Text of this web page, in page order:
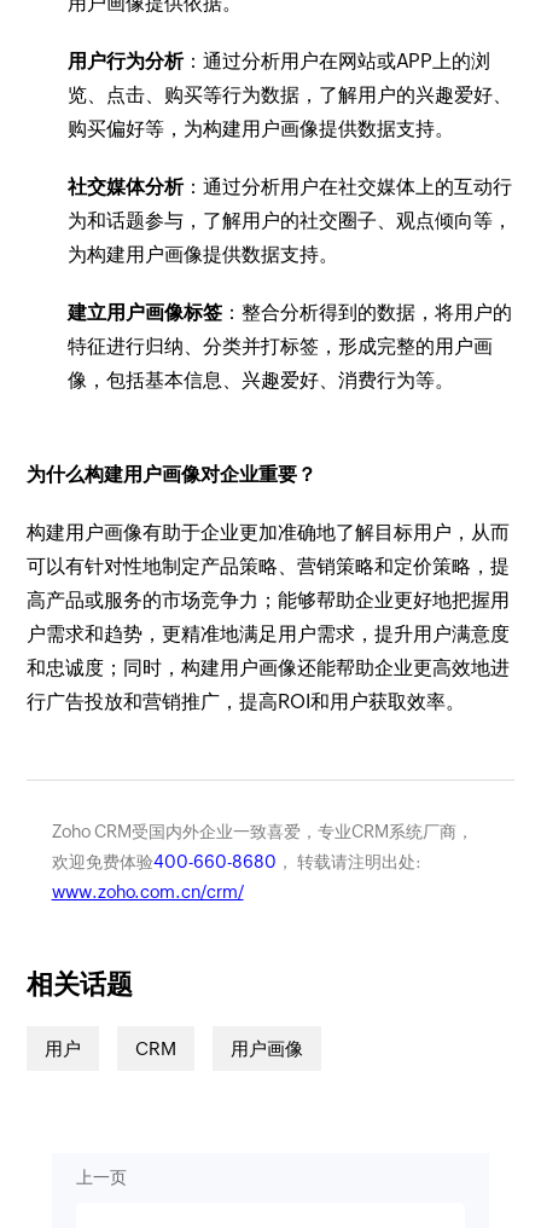
用户行为分析：通过分析用户在网站或APP上的浏
览、点击、购买等行为数据，了解用户的兴趣爱好、
购买偏好等，为构建用户画像提供数据支持。
社交媒体分析：通过分析用户在社交媒体上的互动行
为和话题参与，了解用户的社交圈子、观点倾向等，
为构建用户画像提供数据支持。
建立用户画像标签 ：整合分析得到的数据，将用户的
特征进行归纳、分类并打标签，形成完整的用户画
像，包括基本信息、兴趣爱好、消费行为等。
为什么构建用户画像对企业重要？
构建用户画像有助于企业更加准确地了解目标用户，从而
可以有针对性地制定产品策略、营销策略和定价策略，提
高产品或服务的市场竞争力；能够帮助企业更好地把握用
户需求和趋势，更精准地满足用户需求，提升用户满意度
和忠诚度；同时，构建用户画像还能帮助企业更高效地进
行广告投放和营销推广，提高ROI和用户获取效率。
Zoho CRM受国内外企业一致喜爱，专业CRM系统厂商，
欢迎免费体验400-660-8680 ， 转载请注明出处:
www.zoho.com.cn/crm/
相关话题
用户 CRM 用户画像
上一页